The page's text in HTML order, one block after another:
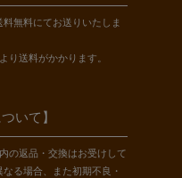
無料にてお送りいたしま
り送料がかかります。
いて】
の返品・交換はお受けして
る場合、また初期不良・